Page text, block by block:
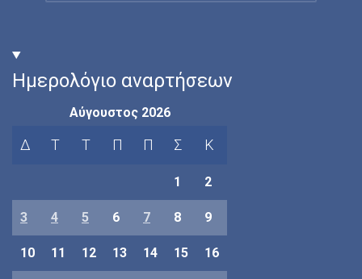
Ημερολόγιο αναρτήσεων
Αύγουστος 2026
Δ Τ Τ Π Π Σ Κ
1 2
3 4 5 6 7 8 9
10 11 12 13 14 15 16